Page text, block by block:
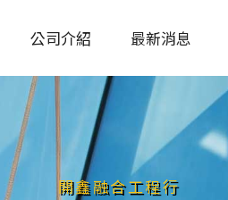
公司介紹 最新消息
開鑫融合工程行